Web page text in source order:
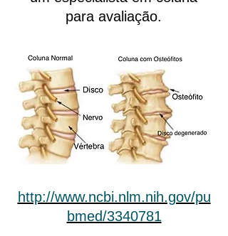
para avaliação.
http://www.ncbi.nlm.nih.gov/pu
bmed/3340781